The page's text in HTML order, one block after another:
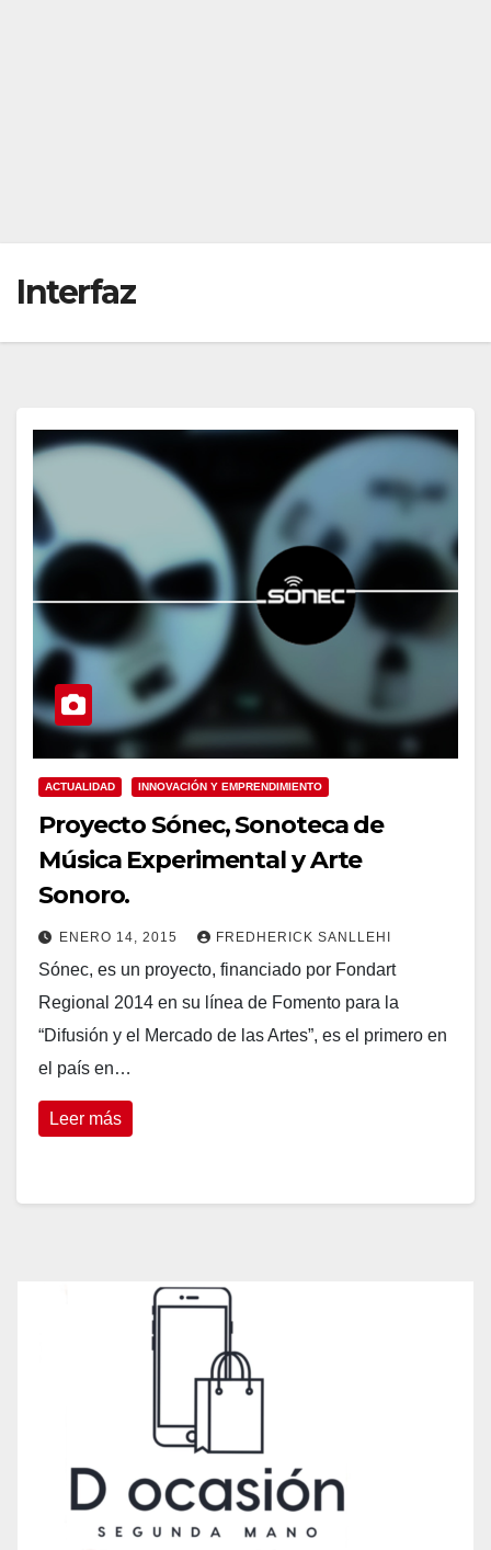
Interfaz
ACTUALIDAD INNOVACIÓN Y EMPRENDIMIENTO
Proyecto Sónec, Sonoteca de
Música Experimental y Arte
Sonoro.
ENERO 14, 2015 FREDHERICK SANLLEHI
Sónec, es un proyecto, financiado por Fondart
Regional 2014 en su línea de Fomento para la
“Difusión y el Mercado de las Artes”, es el primero en
el país en…
Leer más